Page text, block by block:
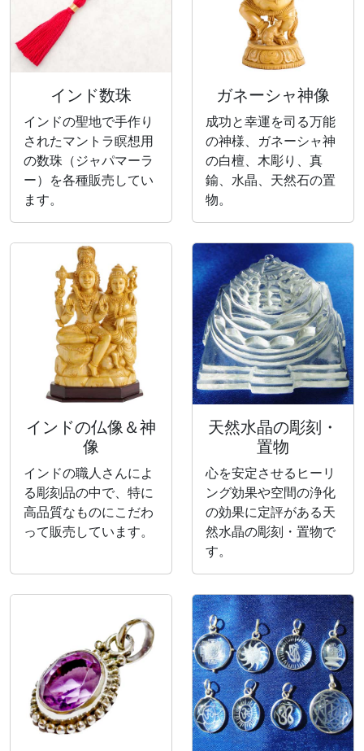
インド数珠
インドの聖地で手作り
されたマントラ瞑想用
の数珠（ジャパマーラ
ー）を各種販売してい
ます。
ガネーシャ神像
成功と幸運を司る万能
の神様、ガネーシャ神
の白檀、木彫り、真
鍮、水晶、天然石の置
物。
インドの仏像＆神
像
インドの職人さんによ
る彫刻品の中で、特に
高品質なものにこだわ
って販売しています。
天然水晶の彫刻・
置物
心を安定させるヒーリ
ング効果や空間の浄化
の効果に定評がある天
然水晶の彫刻・置物で
す。